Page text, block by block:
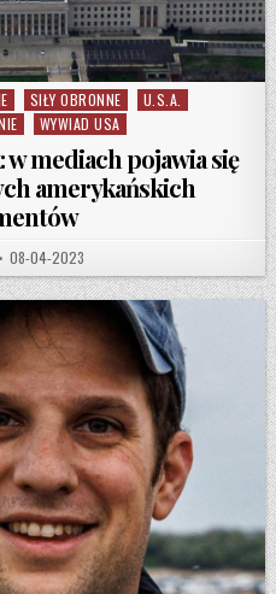
SIŁY OBRONNE
U.S.A.
WYWIAD USA
mediach pojawia się
amerykańskich
PUBLISHED DATE:
08-04-2023